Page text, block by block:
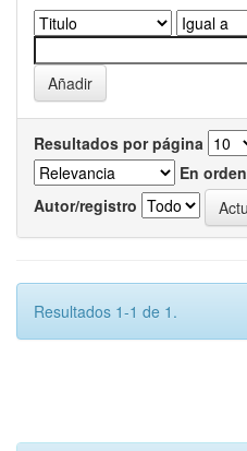
Resultados por página
En orden
Autor/registro
Resultados 1-1 de 1.